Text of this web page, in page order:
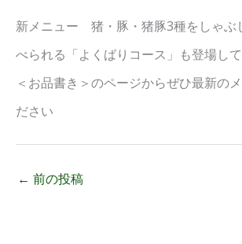
新メニュー 猪・豚・猪豚3種をしゃぶ
べられる「よくばりコース」も登場して
＜お品書き＞のページからぜひ最新の
ださい
← 前の投稿